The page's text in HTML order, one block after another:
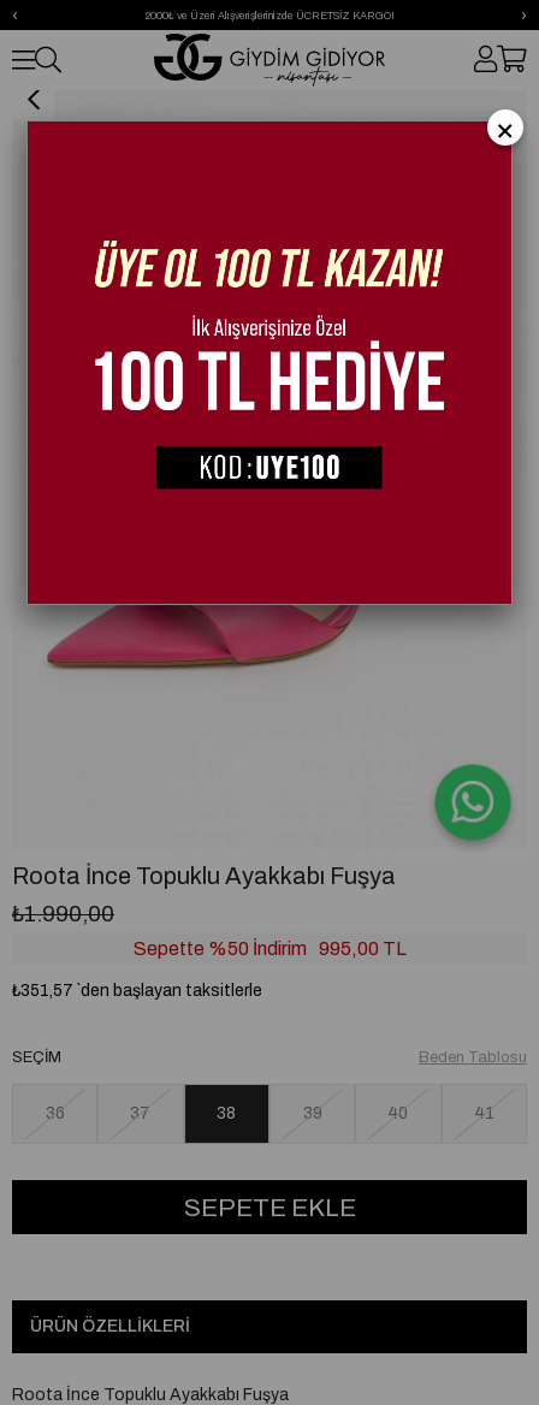
2000₺ ve Üzeri Alışverişlerinizde ÜCRETSİZ KARGO!
‹ ›
Roota İnce Topuklu Ayakkabı Fuşya
Roota İnce Topuklu Ayakkabı Fuşya
₺1.990,00
Sepette %50 İndirim 995,00 TL
₺351,57 `den başlayan taksitlerle
Beden Tablosu
SEÇIM
36 37 38 39 40 41
ÜRÜN ÖZELLIKLERI
Roota İnce Topuklu Ayakkabı Fuşya
×